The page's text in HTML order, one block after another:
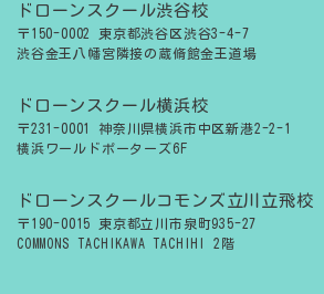
ドローンスクール渋谷校
〒150-0002 東京都渋谷区渋谷3-4-7
渋谷金王八幡宮隣接の蔵脩館金王道場
ドローンスクール横浜校
〒231-0001 神奈川県横浜市中区新港2-2-1
横浜ワールドポーターズ6F
ドローンスクールコモンズ立川立飛校
〒190-0015 東京都立川市泉町935-27
COMMONS TACHIKAWA TACHIHI 2階